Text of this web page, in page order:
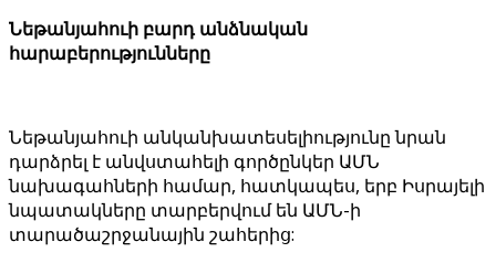
Նեթանյահուի բարդ անձնական
հարաբերությունները
Նեթանյահուի անկանխատեսելիությունը նրան
դարձրել է անվստահելի գործընկեր ԱՄՆ
նախագահների համար, հատկապես, երբ Իսրայելի
նպատակները տարբերվում են ԱՄՆ-ի
տարածաշրջանային շահերից: